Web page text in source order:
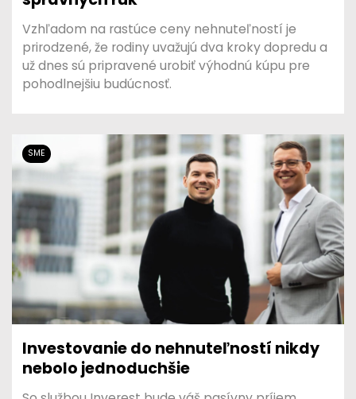
Vzhľadom na rastúce ceny nehnuteľností je
prirodzené, že rodiny uvažujú dva kroky dopredu a
už dnes sú pripravené urobiť výhodnú kúpu pre
pohodlnejšiu budúcnosť.
SME
Investovanie do nehnuteľností nikdy
nebolo jednoduchšie